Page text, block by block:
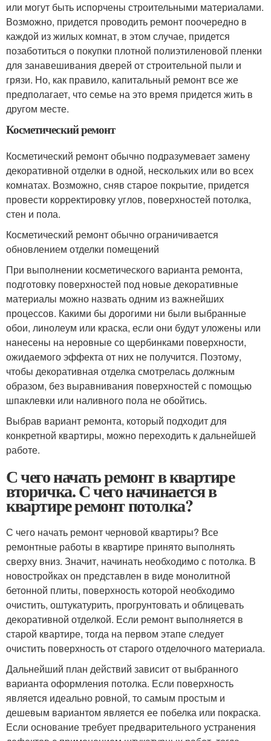
или могут быть испорчены строительными материалами.
Возможно, придется проводить ремонт поочередно в
каждой из жилых комнат, в этом случае, придется
позаботиться о покупки плотной полиэтиленовой пленки
для занавешивания дверей от строительной пыли и
грязи. Но, как правило, капитальный ремонт все же
предполагает, что семье на это время придется жить в
другом месте.
Косметический ремонт
Косметический ремонт обычно подразумевает замену
декоративной отделки в одной, нескольких или во всех
комнатах. Возможно, сняв старое покрытие, придется
провести корректировку углов, поверхностей потолка,
стен и пола.
Косметический ремонт обычно ограничивается
обновлением отделки помещений
При выполнении косметического варианта ремонта,
подготовку поверхностей под новые декоративные
материалы можно назвать одним из важнейших
процессов. Какими бы дорогими ни были выбранные
обои, линолеум или краска, если они будут уложены или
нанесены на неровные со щербинками поверхности,
ожидаемого эффекта от них не получится. Поэтому,
чтобы декоративная отделка смотрелась должным
образом, без выравнивания поверхностей с помощью
шпаклевки или наливного пола не обойтись.
Выбрав вариант ремонта, который подходит для
конкретной квартиры, можно переходить к дальнейшей
работе.
С чего начать ремонт в квартире
вторичка. С чего начинается в
квартире ремонт потолка?
С чего начать ремонт черновой квартиры? Все
ремонтные работы в квартире принято выполнять
сверху вниз. Значит, начинать необходимо с потолка. В
новостройках он представлен в виде монолитной
бетонной плиты, поверхность которой необходимо
очистить, оштукатурить, прогрунтовать и облицевать
декоративной отделкой. Если ремонт выполняется в
старой квартире, тогда на первом этапе следует
очистить поверхность от старого отделочного материала.
Дальнейший план действий зависит от выбранного
варианта оформления потолка. Если поверхность
является идеально ровной, то самым простым и
дешевым вариантом является ее побелка или покраска.
Если основание требует предварительного устранения